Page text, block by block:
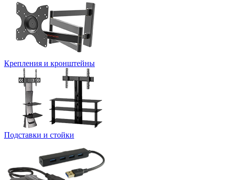
Крепления и кронштейны
Подставки и стойки